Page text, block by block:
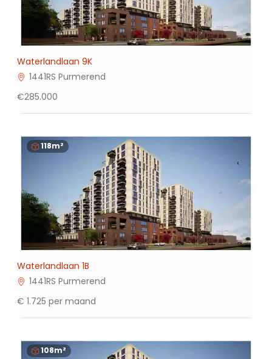
Waterlandlaan 9K
1441RS Purmerend
€285.000
118m²
Waterlandlaan 1B
1441RS Purmerend
€ 1.725 per maand
108m²